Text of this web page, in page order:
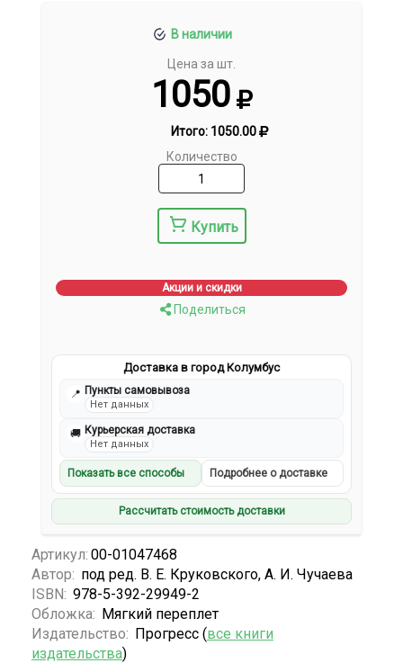
В наличии
Цена за шт.
1050
Итого: 1050.00
Количество
Купить
Акции и скидки
Поделиться
Доставка в город Колумбус
📍 Пункты самовывоза
Нет данных
🚚 Курьерская доставка
Нет данных
Показать все способы Подробнее о доставке
Рассчитать стоимость доставки
Артикул: 00-01047468
Автор: под ред. В. Е. Круковского, А. И. Чучаева
ISBN: 978-5-392-29949-2
Обложка: Мягкий переплет
Издательство: Прогресс (все книги
издательства)